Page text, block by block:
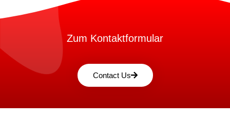
Zum Kontaktformular
Contact Us